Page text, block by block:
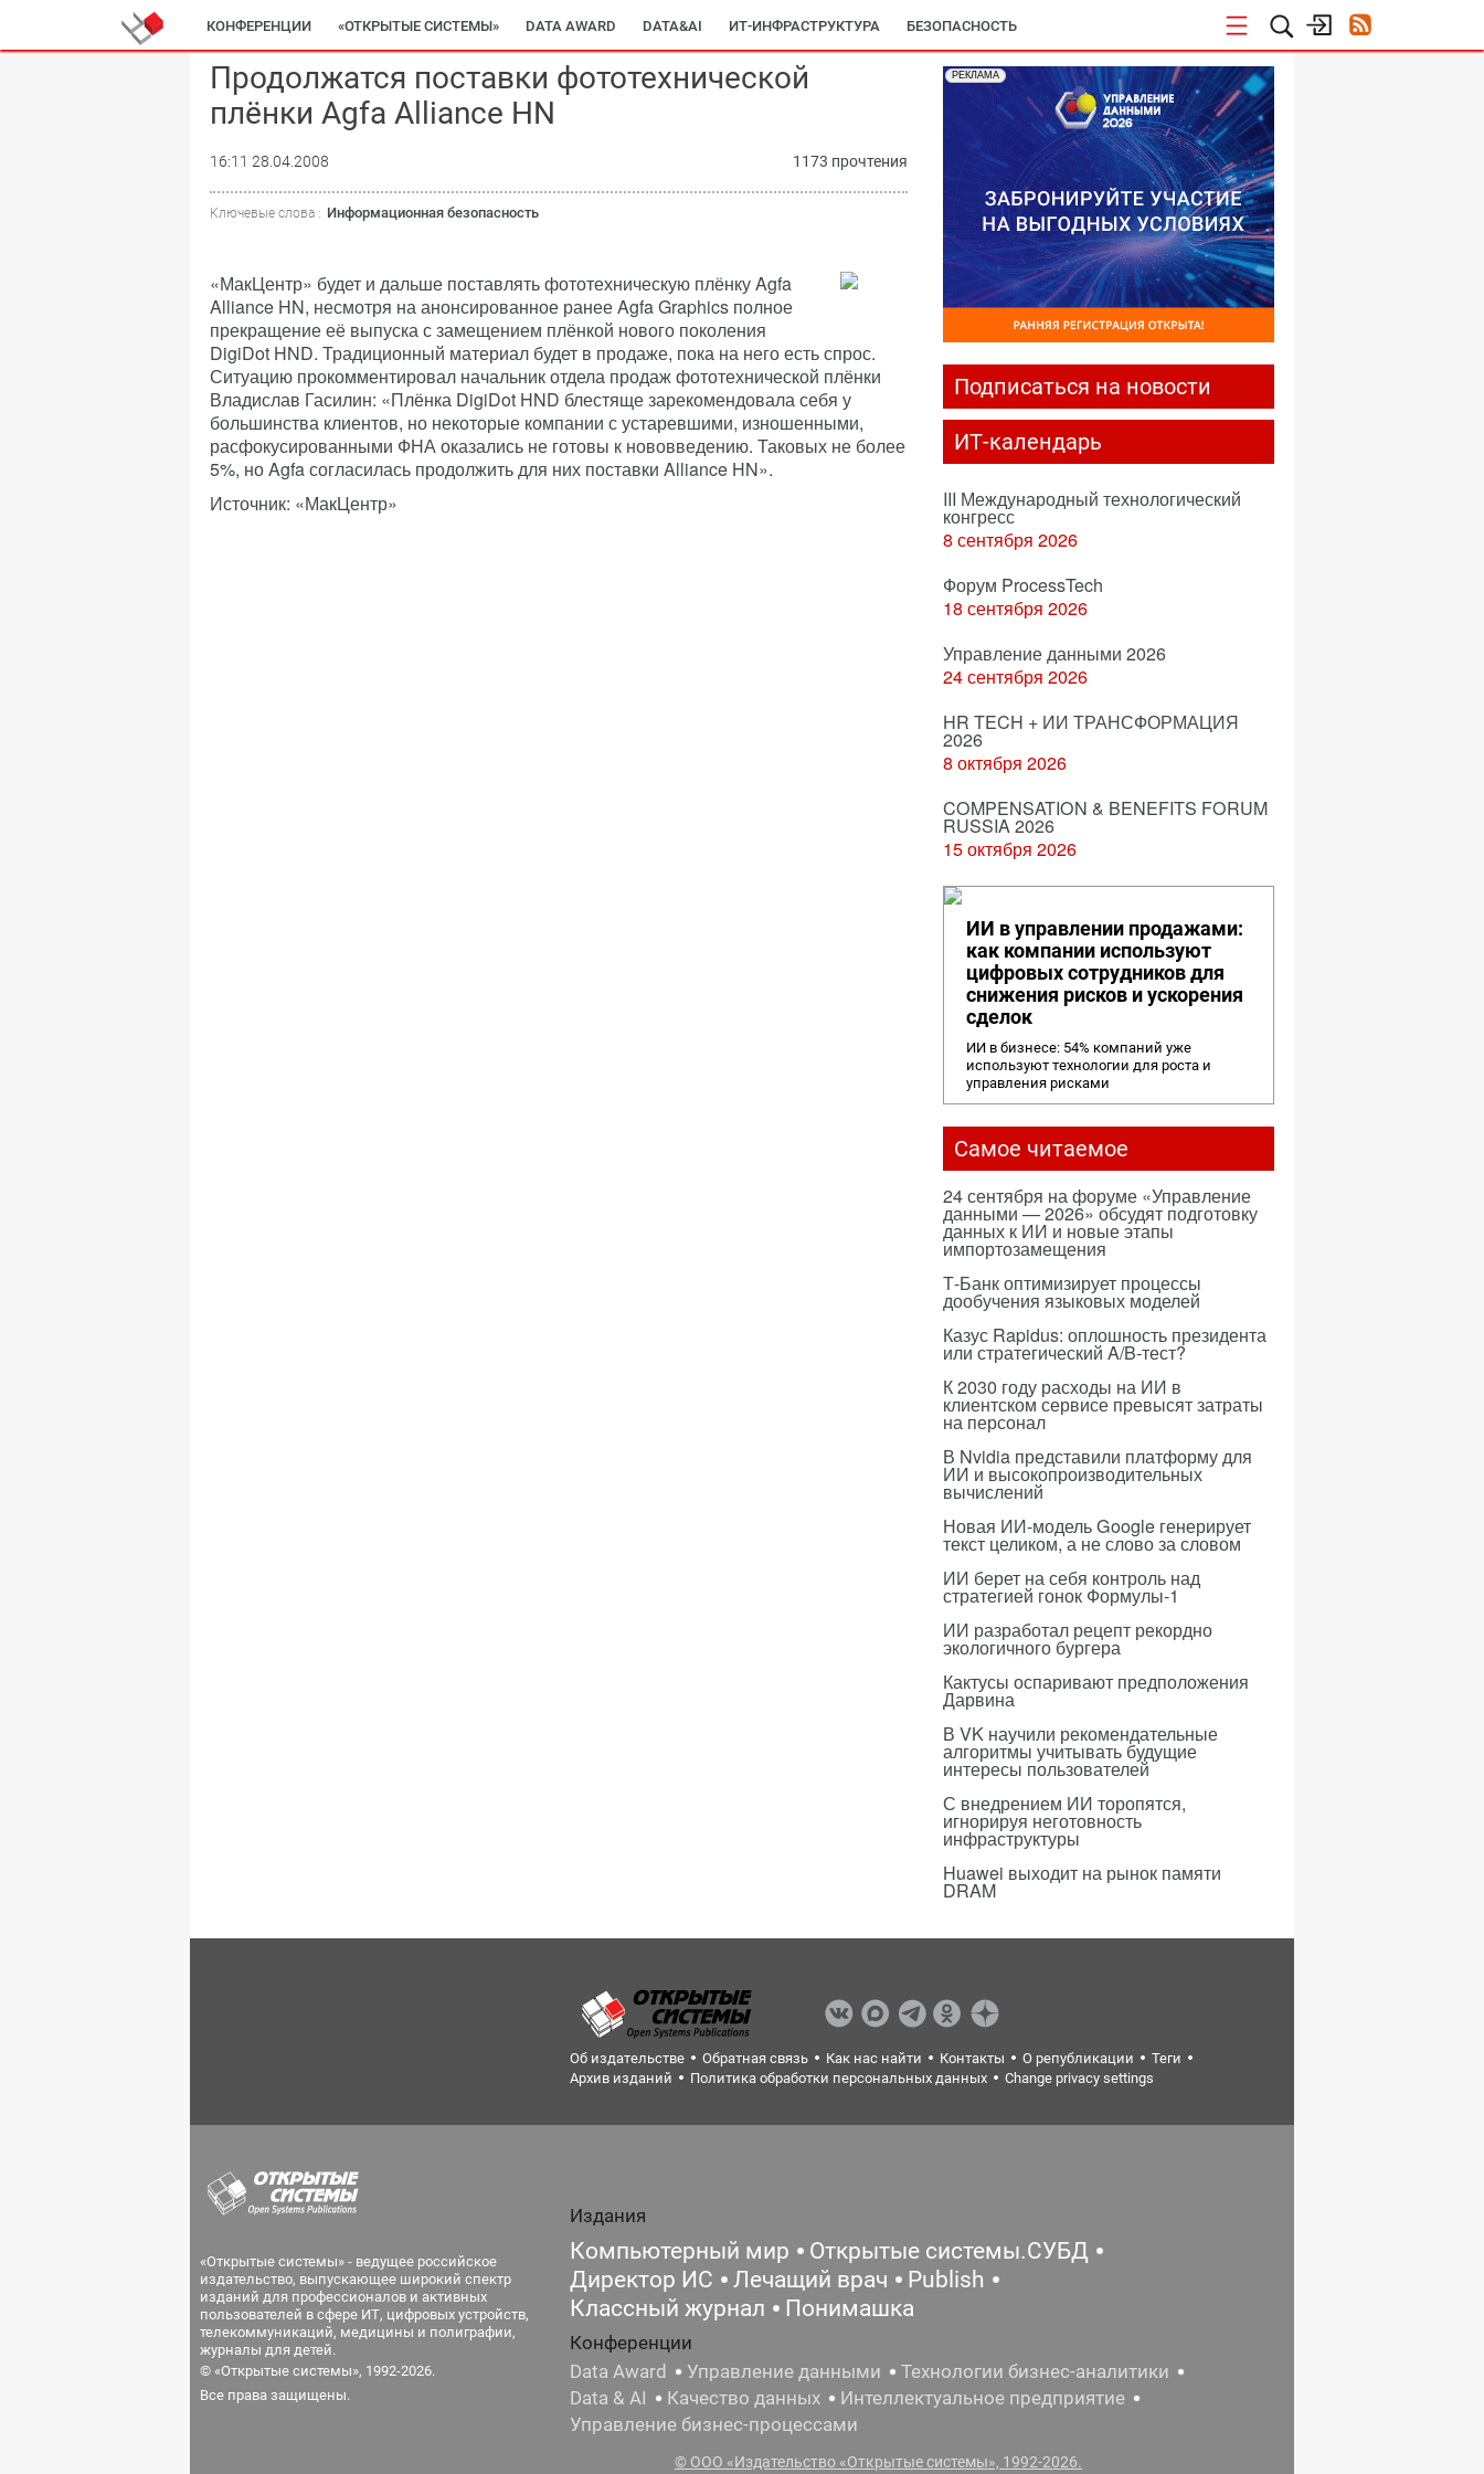
КОНФЕРЕНЦИИ «ОТКРЫТЫЕ СИСТЕМЫ» DATA AWARD DATA&AI ИТ-ИНФРАСТРУКТУРА БЕЗОПАСНОСТЬ
Продолжатся поставки фототехнической
плёнки Agfa Alliance HN
16:11 28.04.2008 1173 прочтения
Ключевые слова : Информационная безопасность
«МакЦентр» будет и дальше поставлять фототехническую плёнку Agfa
Alliance HN, несмотря на анонсированное ранее Agfa Graphics полное
прекращение её выпуска с замещением плёнкой нового поколения
DigiDot HND. Традиционный материал будет в продаже, пока на него есть спрос.
Ситуацию прокомментировал начальник отдела продаж фототехнической плёнки
Владислав Гасилин: «Плёнка DigiDot HND блестяще зарекомендовала себя у
большинства клиентов, но некоторые компании с устаревшими, изношенными,
расфокусированными ФНА оказались не готовы к нововведению. Таковых не более
5%, но Agfa согласилась продолжить для них поставки Alliance HN».
Источник: «МакЦентр»
РЕКЛАМА
Подписаться на новости
ИТ-календарь
III Международный технологический
конгресс
8 сентября 2026
Форум ProcessTech
18 сентября 2026
Управление данными 2026
24 сентября 2026
HR TECH + ИИ ТРАНСФОРМАЦИЯ
2026
8 октября 2026
COMPENSATION & BENEFITS FORUM
RUSSIA 2026
15 октября 2026
ИИ в управлении продажами:
как компании используют
цифровых сотрудников для
снижения рисков и ускорения
сделок
ИИ в бизнесе: 54% компаний уже
используют технологии для роста и
управления рисками
Самое читаемое
24 сентября на форуме «Управление
данными — 2026» обсудят подготовку
данных к ИИ и новые этапы
импортозамещения
Т-Банк оптимизирует процессы
дообучения языковых моделей
Казус Rapidus: оплошность президента
или стратегический A/B-тест?
К 2030 году расходы на ИИ в
клиентском сервисе превысят затраты
на персонал
В Nvidia представили платформу для
ИИ и высокопроизводительных
вычислений
Новая ИИ-модель Google генерирует
текст целиком, а не слово за словом
ИИ берет на себя контроль над
стратегией гонок Формулы-1
ИИ разработал рецепт рекордно
экологичного бургера
Кактусы оспаривают предположения
Дарвина
В VK научили рекомендательные
алгоритмы учитывать будущие
интересы пользователей
С внедрением ИИ торопятся,
игнорируя неготовность
инфраструктуры
Huawei выходит на рынок памяти
DRAM
Об издательстве Обратная связь Как нас найти Контакты О републикации
Теги
Архив изданий
Политика обработки персональных данных Change privacy settings
«Открытые системы» - ведущее российское
издательство, выпускающее широкий спектр
изданий для профессионалов и активных
пользователей в сфере ИТ, цифровых устройств,
телекоммуникаций, медицины и полиграфии,
журналы для детей.
© «Открытые системы», 1992-2026.
Все права защищены.
Издания
Компьютерный мир
Открытые системы.СУБД
Директор ИС
Лечащий врач
Publish
Классный журнал
Понимашка
Конференции
Data Award
Управление данными
Технологии бизнес-аналитики
Data & AI
Качество данных
Интеллектуальное предприятие
Управление бизнес-процессами
© ООО «Издательство «Открытые системы», 1992-2026.